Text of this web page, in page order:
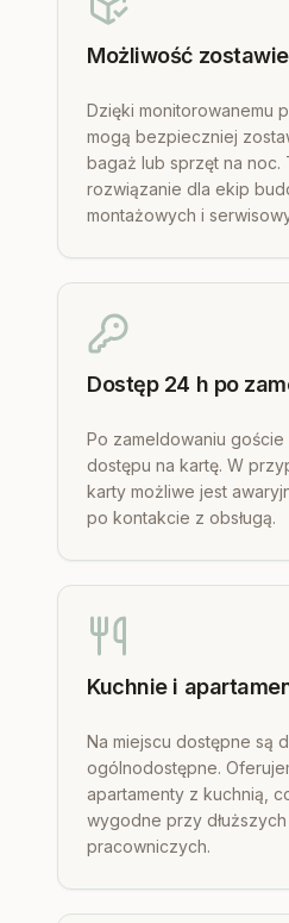
Możliwość
Dzięki monitorowanemu
mogą bezpieczniej
bagaż lub sprzęt na noc.
rozwiązanie dla ekip
montażowych i
Dostęp 24 h po
Po zameldowaniu
dostępu na kartę. W
karty możliwe jest
po kontakcie z obsługą.
Kuchnie i
Na miejscu dostępne są
ogólnodostępne.
apartamenty z kuchnią,
wygodne przy
pracowniczych.